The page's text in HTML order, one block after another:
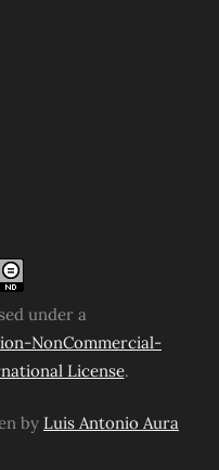
under a
NonCommercial-
License.
by Luis Antonio Aura